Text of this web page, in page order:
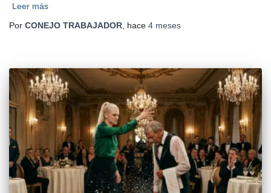
Leer más
Por CONEJO TRABAJADOR , hace 4 meses